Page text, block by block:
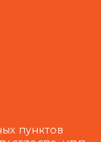
пунктов